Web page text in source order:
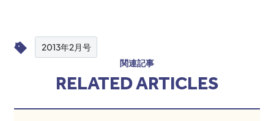
2013年2月号
関連記事
RELATED ARTICLES